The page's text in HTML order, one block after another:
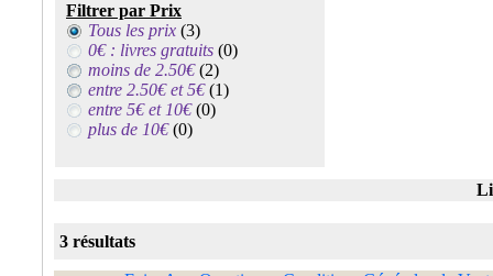
Filtrer par Prix
Tous les prix (3)
0€ : livres gratuits (0)
moins de 2.50€(2)
entre 2.50€ et 5€(1)
entre 5€ et 10€(0)
plus de 10€(0)
3 résultats